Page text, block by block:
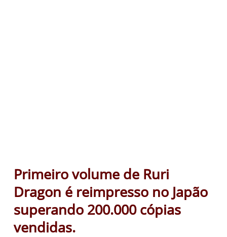
Primeiro volume de Ruri
Dragon é reimpresso no Japão
superando 200.000 cópias
vendidas.